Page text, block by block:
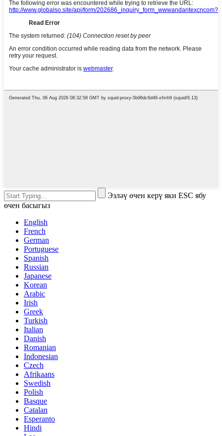
Эзләү өчен керү яки ESC ябу
өчен басыгыз
English
French
German
Portuguese
Spanish
Russian
Japanese
Korean
Arabic
Irish
Greek
Turkish
Italian
Danish
Romanian
Indonesian
Czech
Afrikaans
Swedish
Polish
Basque
Catalan
Esperanto
Hindi